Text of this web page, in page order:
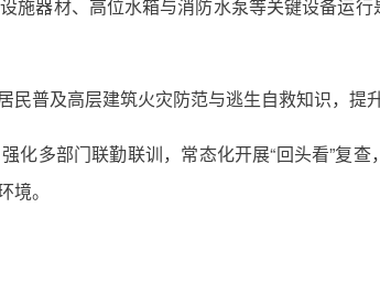
施器材、高位水箱与消防水泵等关键设备运
普及高层建筑火灾防范与逃生自救知识，提
化多部门联勤联训，常态化开展“回头看”复
。